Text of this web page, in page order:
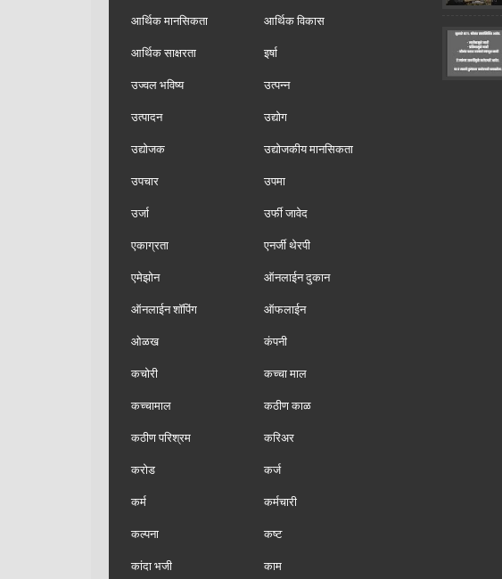
आर्थिक मानसिकता
आर्थिक विकास
आर्थिक साक्षरता
इर्षा
उज्वल भविष्य
उत्पन्न
उत्पादन
उद्योग
उद्योजक
उद्योजकीय मानसिकता
उपचार
उपमा
उर्जा
उर्फी जावेद
एकाग्रता
एनर्जी थेरपी
एमेझोन
ऑनलाईन दुकान
ऑनलाईन शॉपिंग
ऑफलाईन
ओळख
कंपनी
कचोरी
कच्चा माल
कच्चामाल
कठीण काळ
कठीण परिश्रम
करिअर
करोड
कर्ज
कर्म
कर्मचारी
कल्पना
कष्ट
कांदा भजी
काम